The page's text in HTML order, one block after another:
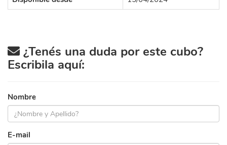
¿Tenés una duda por este cubo?
Escribila aquí:
Nombre
E-mail